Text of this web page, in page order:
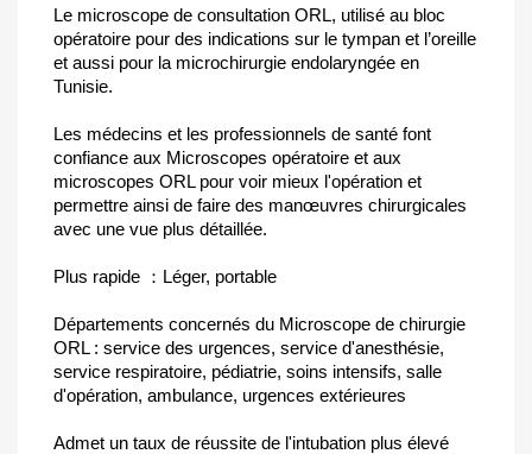
Le microscope de consultation ORL, utilisé au bloc
opératoire pour des indications sur le tympan et l’oreille
et aussi pour la microchirurgie endolaryngée en
Tunisie.
Les médecins et les professionnels de santé font
confiance aux Microscopes opératoire et aux
microscopes ORL pour voir mieux l'opération et
permettre ainsi de faire des manœuvres chirurgicales
avec une vue plus détaillée.
Plus rapide ：Léger, portable
Départements concernés du Microscope de chirurgie
ORL : service des urgences, service d'anesthésie,
service respiratoire, pédiatrie, soins intensifs, salle
d'opération, ambulance, urgences extérieures
Admet un taux de réussite de l'intubation plus élevé